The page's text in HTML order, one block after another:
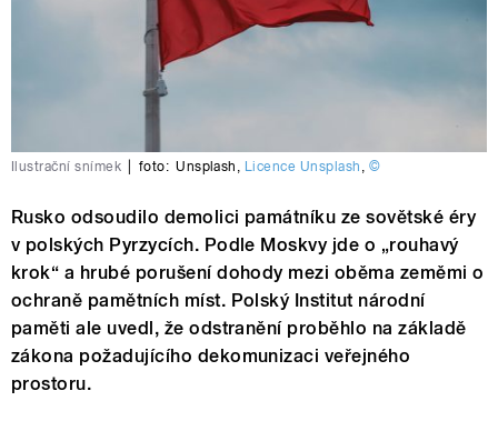
Ilustrační snímek foto: Unsplash , Licence Unsplash , ©
Rusko odsoudilo demolici památníku ze sovětské éry
v polských Pyrzycích. Podle Moskvy jde o „rouhavý
krok“ a hrubé porušení dohody mezi oběma zeměmi o
ochraně pamětních míst. Polský Institut národní
paměti ale uvedl, že odstranění proběhlo na základě
zákona požadujícího dekomunizaci veřejného
prostoru.